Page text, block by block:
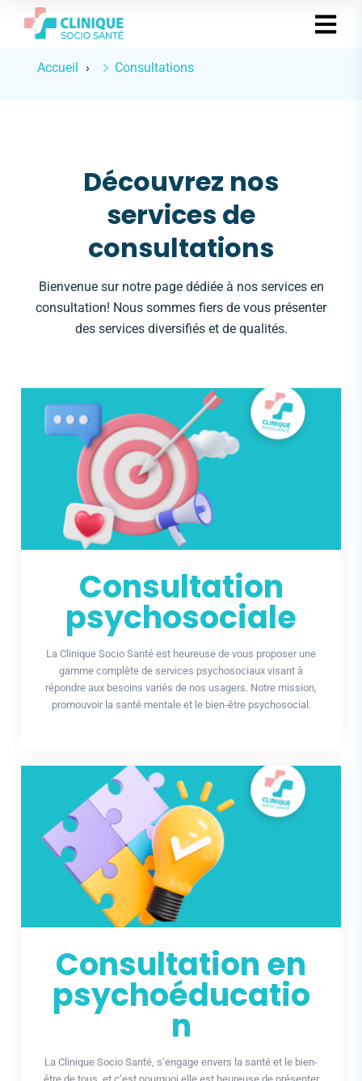
Accueil Consultations
Découvrez nos
services de
consultations
Bienvenue sur notre page dédiée à nos services en
consultation! Nous sommes fiers de vous présenter
des services diversifiés et de qualités.
Consultation
psychosociale
La Clinique Socio Santé est heureuse de vous proposer une
gamme complète de services psychosociaux visant à
répondre aux besoins variés de nos usagers. Notre mission,
promouvoir la santé mentale et le bien-être psychosocial.
Consultation en
psychoéducatio
n
La Clinique Socio Santé, s’engage envers la santé et le bien-